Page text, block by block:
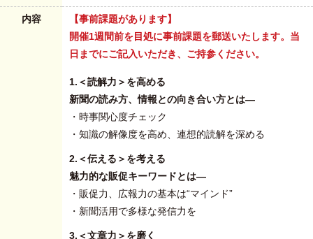
内容
【事前課題があります】
開催1週間前を目処に事前課題を郵送いたします。当
日までにご記入いただき、ご持参ください。
1.＜読解力＞を高める
新聞の読み方、情報との向き合い方とは―
・時事関心度チェック
・知識の解像度を高め、連想的読解を深める
2.＜伝える＞を考える
魅力的な販促キーワードとは―
・販促力、広報力の基本は“マインド”
・新聞活用で多様な発信力を
3.＜文章力＞を磨く